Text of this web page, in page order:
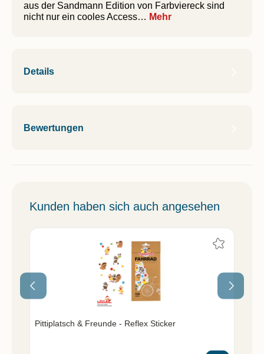
aus der Sandmann Edition von Farbviereck sind
nicht nur ein cooles Access… Mehr
Details
Bewertungen
Kunden haben sich auch angesehen
Pittiplatsch & Freunde - Reflex Sticker